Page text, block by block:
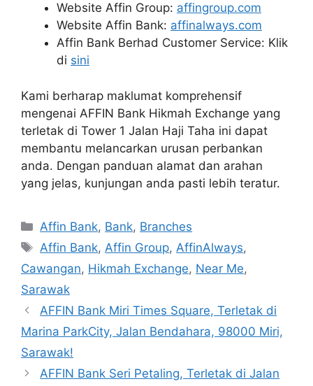
Website Affin Group: affingroup.com
Website Affin Bank: affinalways.com
Affin Bank Berhad Customer Service: Klik
di sini
Kami berharap maklumat komprehensif
mengenai AFFIN Bank Hikmah Exchange yang
terletak di Tower 1 Jalan Haji Taha ini dapat
membantu melancarkan urusan perbankan
anda. Dengan panduan alamat dan arahan
yang jelas, kunjungan anda pasti lebih teratur.
Categories
Affin Bank, Bank, Branches
Tags
Affin Bank, Affin Group, AffinAlways,
Cawangan, Hikmah Exchange, Near Me,
Sarawak
AFFIN Bank Miri Times Square, Terletak di
Marina ParkCity, Jalan Bendahara, 98000 Miri,
Sarawak!
AFFIN Bank Seri Petaling, Terletak di Jalan